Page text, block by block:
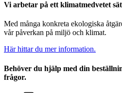
Vi arbetar på ett klimatmedvetet
Med många konkreta ekologiska
vår påverkan på miljö och klimat.
Här hittar du mer information.
Behöver du hjälp med din
frågor.